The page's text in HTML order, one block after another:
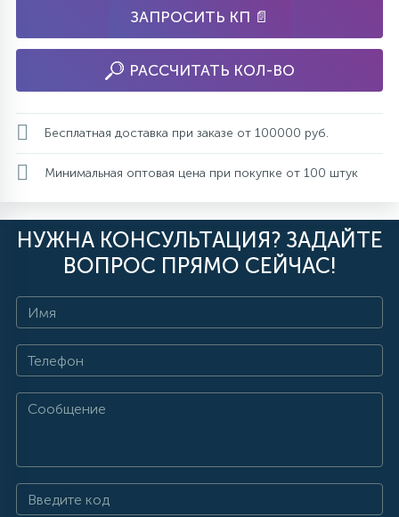
ЗАПРОСИТЬ КП 📄
РАССЧИТАТЬ КОЛ-ВО
Бесплатная доставка при заказе от 100000 руб.
Минимальная оптовая цена при покупке от 100 штук
НУЖНА КОНСУЛЬТАЦИЯ? ЗАДАЙТЕ
ВОПРОС ПРЯМО СЕЙЧАС!